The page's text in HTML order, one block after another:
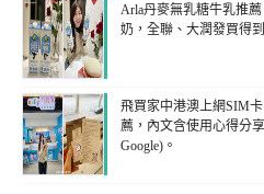
Arla丹麥無乳糖牛乳推
奶，全聯、大潤發買得
飛買家中港澳上網SIM
薦，內文含使用心得分
Google)。